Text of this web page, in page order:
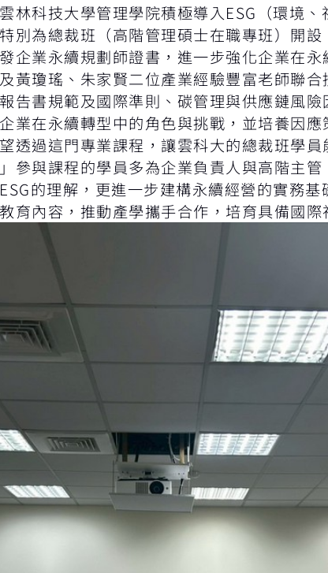
林科技大學管理學院積極導入ESG（環境
別為總裁班（高階管理碩士在職專班）開
企業永續規劃師證書，進一步強化企業在永
黃瓊瑤、朱家賢二位產業經驗豐富老師聯
告書規範及國際準則、碳管理與供應鏈風
業在永續轉型中的角色與挑戰，並培養因應
透過這門專業課程，讓雲科大的總裁班學
參與課程的學員多為企業負責人與高階主
的理解，更進一步建構永續經營的實務基
育內容，推動產學攜手合作，培育具備國